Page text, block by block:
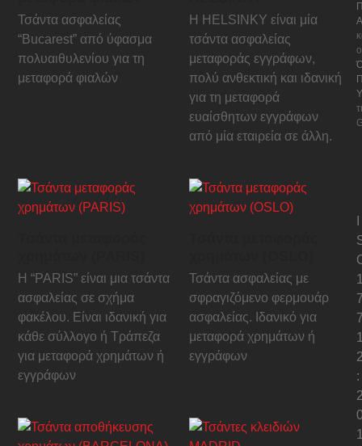
Τσάντα ασφαλείας
“Bucarest” από ύφασμα
πολυαιθυλενίου για τη
μεταφορά φιαλών
Η HELSINKY είναι μία
τσάντα ασφαλείας
μεταφοράς εγγράφων,
πολύ ανθεκτική και ιδανική
για τη μεταφορά
ευαίσθητων εγγράφων
από μία εταιρεία σε άλλη.
Η “PARIS” είναι μια τσάντα
ασφαλείας σε σχήμα
φακέλου. Είναι ιδανική για
κάθε σύλλογο ή Τράπεζα
για μεταφορά χρημάτων ή
εγγράφων
Τσάντα ασφαλείας με
σφραγιζόμενο φερμουάρ
ασφαλείας. Ιδανικό για
μεταφορά χρημάτων ή
εγγράφων
: